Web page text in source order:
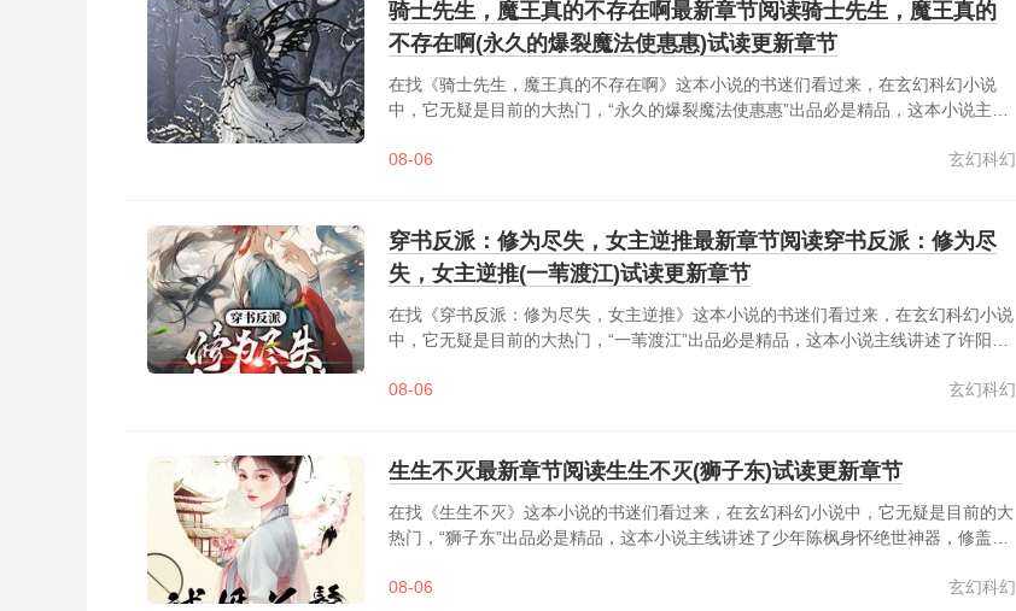
骑士先生，魔王真的不存在啊最新章节阅读骑士先生，魔王真的
不存在啊(永久的爆裂魔法使惠惠)试读更新章节
在找《骑士先生，魔王真的不存在啊》这本小说的书迷们看过来，在玄幻科幻小说
中，它无疑是目前的大热门，“永久的爆裂魔法使惠惠”出品必是精品，这本小说主线
要什么？唐说王族授予的身份地位，矮人锻造的传奇装备，充满奇幻色彩的巨龙坐
玄幻科幻
08-06
穿书反派：修为尽失，女主逆推最新章节阅读穿书反派：修为尽
失，女主逆推(一苇渡江)试读更新章节
在找《穿书反派：修为尽失，女主逆推》这本小说的书迷们看过来，在玄幻科幻小说
中，它无疑是目前的大热门，“一苇渡江”出品必是精品，这本小说主线讲述了许阳穿
阳慌得一比，当即就想提桶跑路。唯一值得庆幸的是，剧情还没开始，一切都还有转
玄幻科幻
08-06
生生不灭最新章节阅读生生不灭(狮子东)试读更新章节
在找《生生不灭》这本小说的书迷们看过来，在玄幻科幻小说中，它无疑是目前的大
热门，“狮子东”出品必是精品，这本小说主线讲述了少年陈枫身怀绝世神器，修盖世
（声明新书发布，各位新老书友多多支持。群号158697732）......
玄幻科幻
08-06